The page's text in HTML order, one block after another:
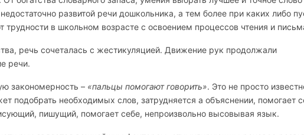
развитой речи дошкольника, а тем более при каких либо
в школьном возрасте с освоением процессов чтения и
речь сочеталась с жестикуляцией. Движение рук продолжали
речи.
закономерность – «пальцы помогают говорить». Это не просто
подобрать необходимых слов, затрудняется а объяснении, помогает
пишущий, помогает себе, непроизвольно высовывая язык.